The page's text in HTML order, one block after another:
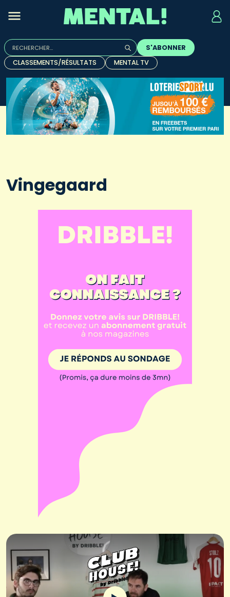
Rechercher :
Quand les résultats de l'auto-complétion sont
S'ABONNER
CLASSEMENTS/RÉSULTATS
MENTAL TV
Vingegaard